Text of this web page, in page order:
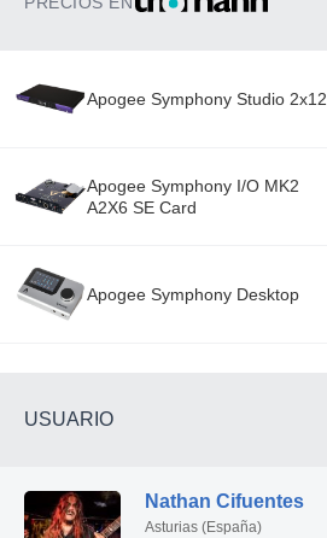
Apogee Symphony Studio 2x12
Apogee Symphony I/O MK2
A2X6 SE Card
Apogee Symphony Desktop
USUARIO
Nathan Cifuentes
Asturias (España)